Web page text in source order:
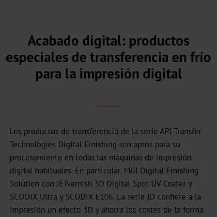
historia
Sostenibilidad
Productos
Cumplimiento
Reciclaje
Innovación
Carrera
Acabado digital: productos
especiales de transferencia en frío
para la impresión digital
Los productos de transferencia de la serie API Transfer
Technologies Digital Finishing son aptos para su
procesamiento en todas las máquinas de impresión
digital habituales. En particular, MGI Digital Finishing
Solution con JETvarnish 3D Digital Spot UV Coater y
SCODIX Ultra y SCODIX E106. La serie JD confiere a la
impresión un efecto 3D y ahorra los costes de la forma